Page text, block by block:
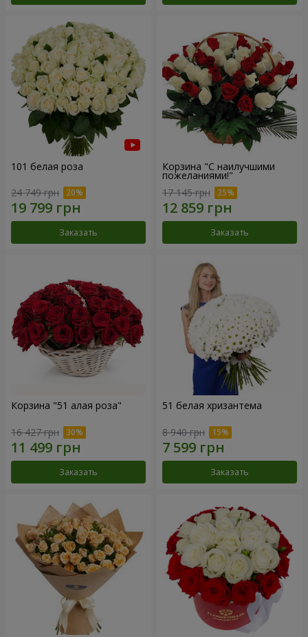
101 белая роза
24 749 грн
Заказать
Корзина "С наилучшими
пожеланиями!"
17 145 грн
Заказать
Корзина "51 алая роза"
16 427 грн
Заказать
51 белая хризантема
8 940 грн
Заказать